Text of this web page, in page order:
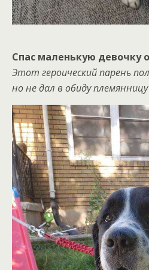
Спас маленькую девочку
Этот героический парень
но не дал в обиду племянницу